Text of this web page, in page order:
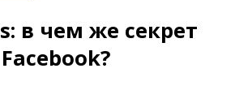
в чем же секрет